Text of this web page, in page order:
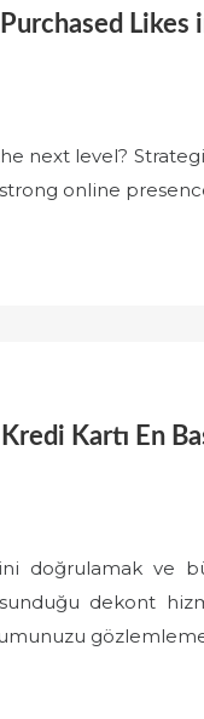
Likes
next level?
online
Kartı En
doğrulamak ve
dekont